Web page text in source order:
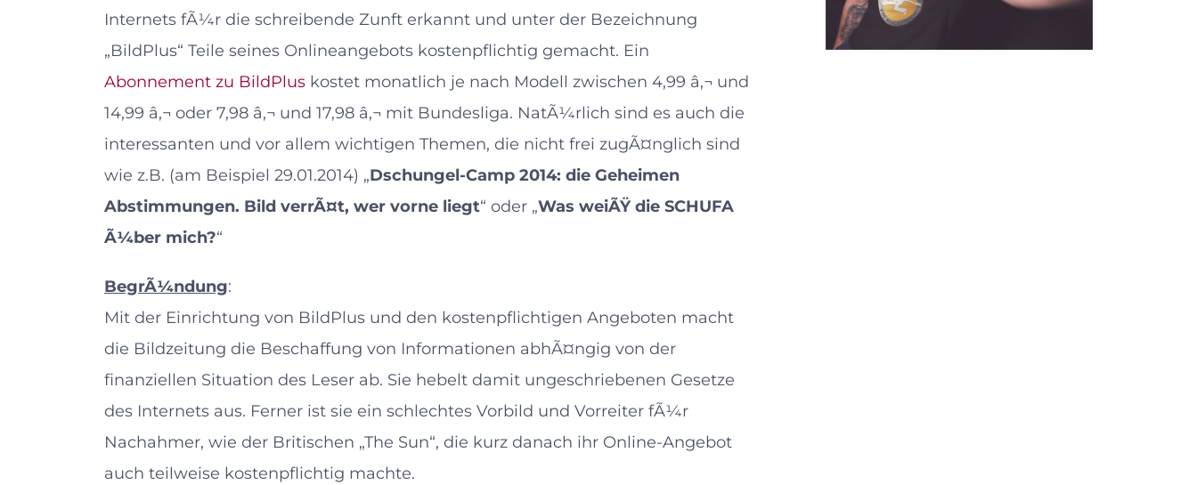
Internets fÃ¼r die schreibende Zunft erkannt und unter der Bezeichnung
„BildPlus“ Teile seines Onlineangebots kostenpflichtig gemacht. Ein
Abonnement zu BildPlus kostet monatlich je nach Modell zwischen 4,99 â‚¬ und
14,99 â‚¬ oder 7,98 â‚¬ und 17,98 â‚¬ mit Bundesliga. NatÃ¼rlich sind es auch die
interessanten und vor allem wichtigen Themen, die nicht frei zugÃ¤nglich sind
wie z.B. (am Beispiel 29.01.2014) „Dschungel-Camp 2014: die Geheimen
Abstimmungen. Bild verrÃ¤t, wer vorne liegt“ oder „Was weiÃŸ die SCHUFA
Ã¼ber mich?“
BegrÃ¼ndung:
Mit der Einrichtung von BildPlus und den kostenpflichtigen Angeboten macht
die Bildzeitung die Beschaffung von Informationen abhÃ¤ngig von der
finanziellen Situation des Leser ab. Sie hebelt damit ungeschriebenen Gesetze
des Internets aus. Ferner ist sie ein schlechtes Vorbild und Vorreiter fÃ¼r
Nachahmer, wie der Britischen „The Sun“, die kurz danach ihr Online-Angebot
auch teilweise kostenpflichtig machte.